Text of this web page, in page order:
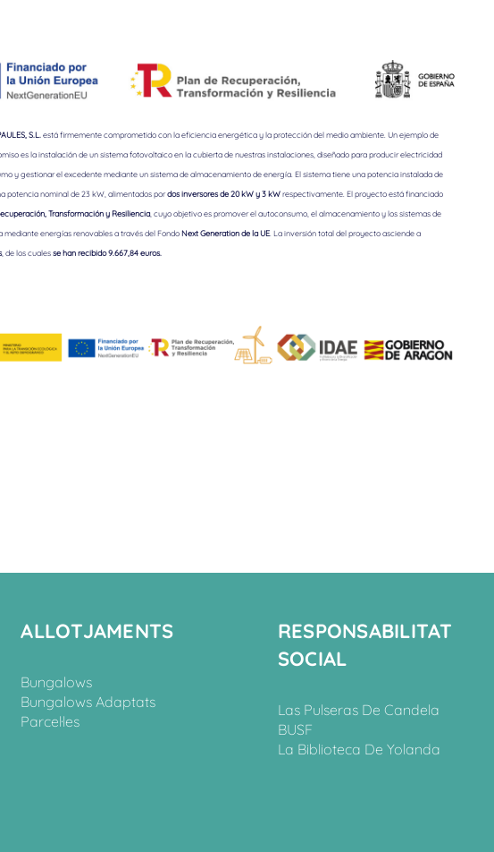
S.L.
está firmemente comprometido con la eficiencia energética y la protección del medio ambiente. Un ejemplo de
es la instalación de un sistema fotovoltaico en la cubierta de nuestras instalaciones, diseñado para producir electricidad
y gestionar el excedente mediante un sistema de almacenamiento de energía. El sistema tiene una potencia instalada de
potencia nominal de 23 kW, alimentados pordos inversores de 20 kW y 3 kWrespectivamente. El proyecto está financiado
Transformación y Resiliencia, cuyo objetivo es promover el autoconsumo, el almacenamiento y los sistemas de
mediante energías renovables a través del FondoNext Generation de la UE . La inversión total del proyecto asciende a
, de los cualesse han recibido 9.667,84 euros.
ALLOTJAMENTS
Bungalows
Bungalows Adaptats
Parcel·les
RESPONSABILITAT
SOCIAL
Las Pulseras De Candela
BUSF
La Biblioteca De Yolanda